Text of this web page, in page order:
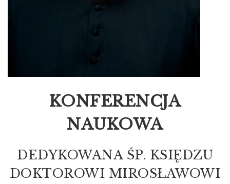
KONFERENCJA
NAUKOWA
DEDYKOWANA ŚP. KSIĘDZU
DOKTOROWI MIROSŁAWOWI